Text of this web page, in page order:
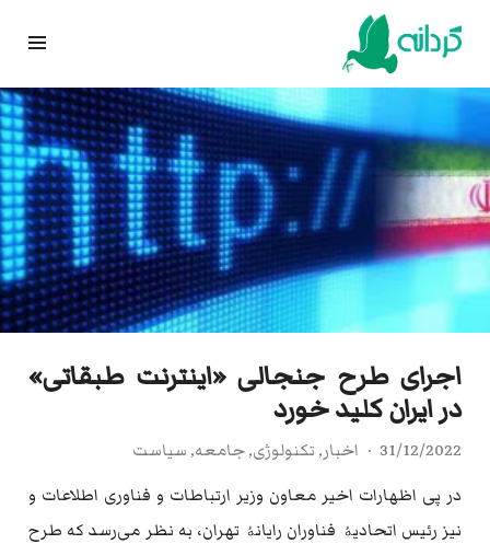
Skip
content
اجرای طرح جنجالی «اینترنت طبقاتی»
در ایران کلید خورد
31/12/2022 اخبار, تکنولوژی,جامعه, سیاست
در پی اظهارات اخیر معاون وزیر ارتباطات و فناوری اطلاعات و
نیز رئیس اتحادیۀ فناوران رایانۀ تهران، به ‌نظر می‌رسد که طرح